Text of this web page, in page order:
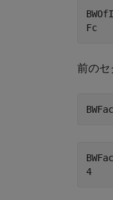
Fc
前のセ